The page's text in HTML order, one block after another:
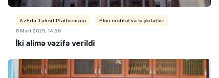
AzEdu Təhsil Platforması
Elmi institut və təşkilatlar
8 Mart 2025, 14:59
İki alimə vəzifə verildi